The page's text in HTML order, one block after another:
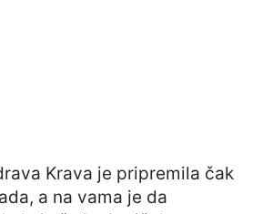
Krava je pripremila čak
a na vama je da